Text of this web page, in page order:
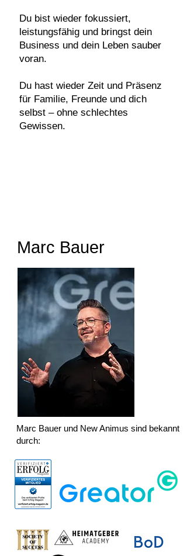
Du bist wieder fokussiert,
leistungsfähig und bringst dein
Business und dein Leben sauber
voran.
Du hast wieder Zeit und Präsenz
für Familie, Freunde und dich
selbst – ohne schlechtes
Gewissen.
Marc Bauer und New Animus sind bekannt
durch:
Marc Bauer